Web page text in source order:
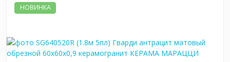
НОВИНКА